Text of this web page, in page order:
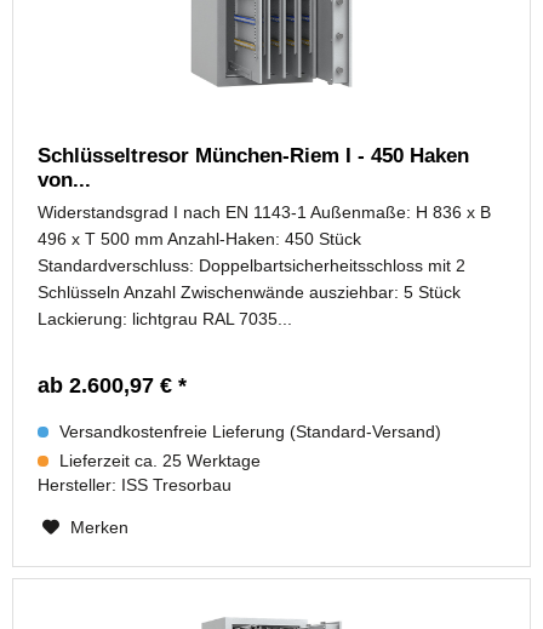
Schlüsseltresor München-Riem I - 450 Haken
von...
Widerstandsgrad I nach EN 1143-1 Außenmaße: H 836 x B
496 x T 500 mm Anzahl-Haken: 450 Stück
Standardverschluss: Doppelbartsicherheitsschloss mit 2
Schlüsseln Anzahl Zwischenwände ausziehbar: 5 Stück
Lackierung: lichtgrau RAL 7035...
ab 2.600,97 € *
Versandkostenfreie Lieferung (Standard-Versand)
Lieferzeit ca. 25 Werktage
Hersteller: ISS Tresorbau
Merken